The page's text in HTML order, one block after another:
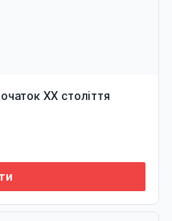
ХХ століття